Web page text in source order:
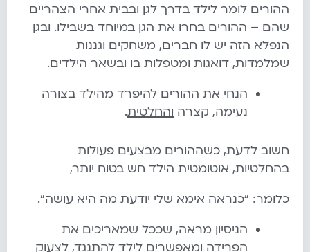
ההורים לומר לילד בדרך לגן ובבית אחרי הצהריים
שהם – ההורים בחרו את הגן במיוחד בשבילו. ובגן
הנפלא הזה יש לו חברים, משחקים וגננות
שמלמדות, דואגות ומטפלות בו ובשאר הילדים.
הנחי את ההורים להיפרד מהילד בצורה
נעימה, קצרה והחלטית.
חשוב לדעת, כשההורים מבצעים פעולות
בהחלטיות, אוטומטית הילד חש בטוח יותר,
כלומר: “כנראה אימא שלי יודעת מה היא עושה”.
הניסיון מראה, שככל שמאריכים את
הפרידה ומאפשרים לילד להתנגד, לצעוק